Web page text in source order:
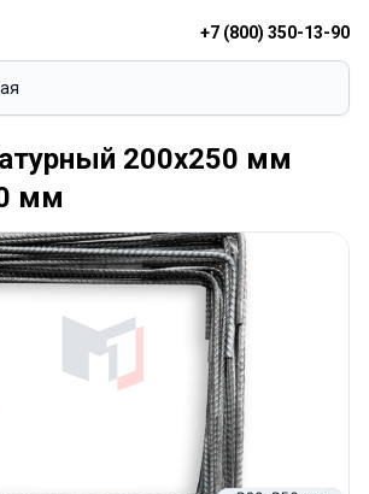
+7 (800) 350-13-90
200х250 мм
мм